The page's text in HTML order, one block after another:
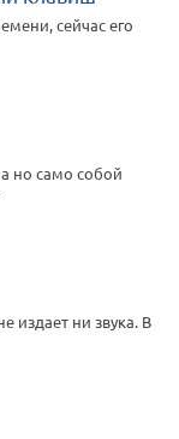
сейчас его
но само собой
издает ни звука. В